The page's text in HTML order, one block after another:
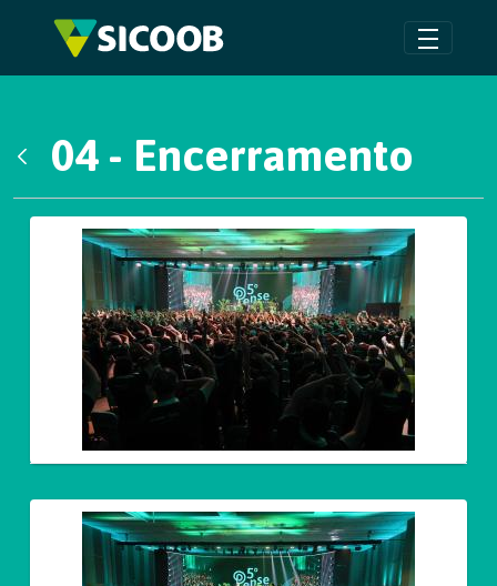
Pular para o Conteúdo principal
04 - Encerramento
Galeria de Mídias